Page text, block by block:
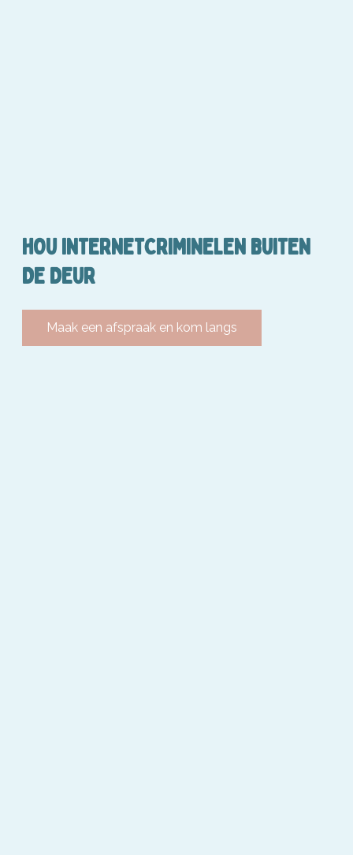
HOU INTERNETCRIMINELEN BUITEN
DE DEUR
Maak een afspraak en kom langs